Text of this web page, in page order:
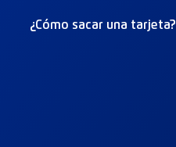
¿Cómo sacar una tarjeta?